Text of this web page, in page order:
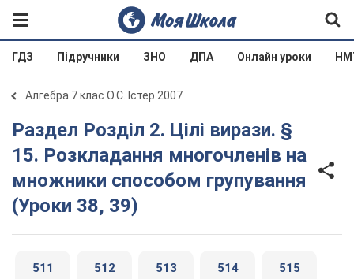
ГДЗ Підручники ЗНО ДПА Онлайн уроки
Алгебра 7 клас О.С. Істер 2007
Раздел Розділ 2. Цілі вирази. §
15. Розкладання многочленів на
множники способом групування
(Уроки 38, 39)
511 512 513 514 515